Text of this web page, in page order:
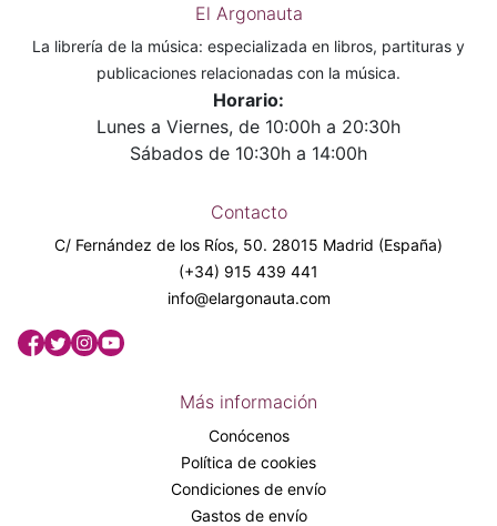
El Argonauta
La librería de la música: especializada en libros, partituras y
publicaciones relacionadas con la música.
Horario:
Lunes a Viernes, de 10:00h a 20:30h
Sábados de 10:30h a 14:00h
Contacto
C/ Fernández de los Ríos, 50. 28015 Madrid (España)
(+34) 915 439 441
info@elargonauta.com
Más información
Conócenos
Política de cookies
Condiciones de envío
Gastos de envío